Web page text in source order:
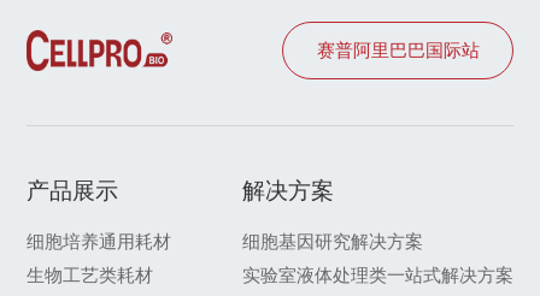
赛普阿里巴巴国际站
产品展示
细胞培养通用耗材
生物工艺类耗材
解决方案
细胞基因研究解决方案
实验室液体处理类一站式解决方案